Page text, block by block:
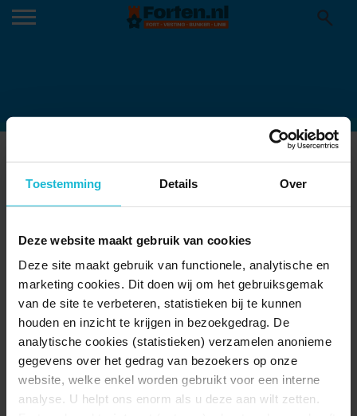
Toestemming Details Over
Deze website maakt gebruik van cookies
Deze site maakt gebruik van functionele, analytische en
marketing cookies. Dit doen wij om het gebruiksgemak
van de site te verbeteren, statistieken bij te kunnen
houden en inzicht te krijgen in bezoekgedrag. De
analytische cookies (statistieken) verzamelen anonieme
gegevens over het gedrag van bezoekers op onze
website, welke enkel worden gebruikt voor een interne
analyse. U helpt ons enorm als u deze aan wilt zetten.